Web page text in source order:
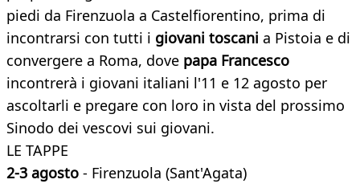
piedi da Firenzuola a Castelfiorentino, prima di
incontrarsi con tutti i giovani toscani a Pistoia e di
convergere a Roma, dove papa Francesco
incontrerà i giovani italiani l'11 e 12 agosto per
ascoltarli e pregare con loro in vista del prossimo
Sinodo dei vescovi sui giovani.
LE TAPPE
2-3 agosto - Firenzuola (Sant'Agata)